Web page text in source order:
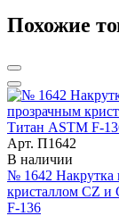
Похожие
Арт. П1642
В наличии
№ 1642 Накрутка
кристаллом CZ
F-136